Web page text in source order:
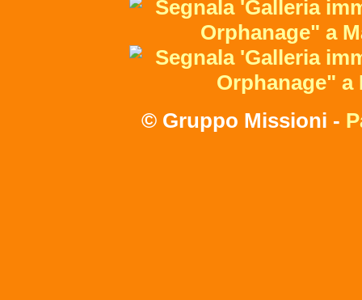
© Gruppo Missioni -